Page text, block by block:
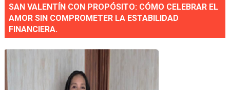
SAN VALENTÍN CON PROPÓSITO: CÓMO CELEBRAR EL
AMOR SIN COMPROMETER LA ESTABILIDAD
FINANCIERA.